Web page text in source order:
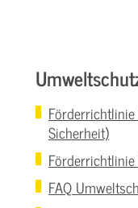
Sicherheit)
FAQ